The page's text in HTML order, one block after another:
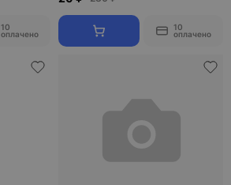
10
оплачено
10
оплачено